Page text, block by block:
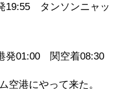
19:55 タンソンニャッ
発01:00 関空着08:30
空港にやって来た。